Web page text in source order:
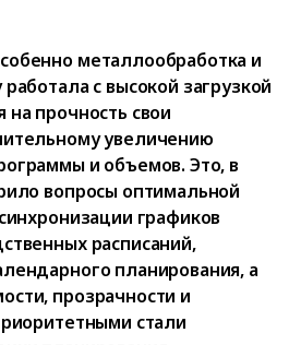
металлообработка и
с высокой загрузкой
прочность свои
увеличению
и объемов. Это, в
вопросы оптимальной
графиков
расписаний,
планирования, а
прозрачности и
стали